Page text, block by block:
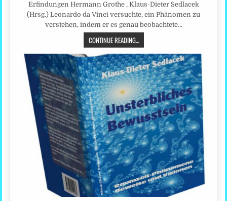
Erfindungen Hermann Grothe , Klaus-Dieter Sedlacek
(Hrsg.) Leonardo da Vinci versuchte, ein Phänomen zu
verstehen, indem er es genau beobachtete…
CONTINUE READING...